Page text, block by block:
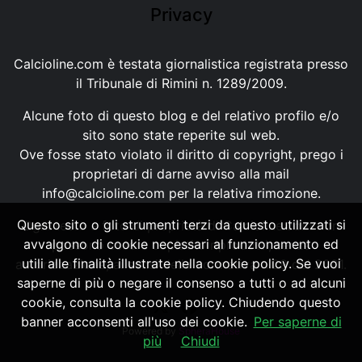
Privacy
Calcioline.com è testata giornalistica registrata presso
il Tribunale di Rimini n. 1289/2009.
Alcune foto di questo blog e del relativo profilo e/o
sito sono state reperite sul web.
Ove fosse stato violato il diritto di copyright, prego i
proprietari di darne avviso alla mail
info@calcioline.com per la relativa rimozione.
Ogni testo e foto di proprietà di Calcioline.com non
possono essere copiati o riprodotti, senza
autorizzazione, ai sensi della normativa n.29 del 2001.
Powered by SpheraHouse
Questo sito o gli strumenti terzi da questo utilizzati si
avvalgono di cookie necessari al funzionamento ed
utili alle finalità illustrate nella cookie policy. Se vuoi
saperne di più o negare il consenso a tutti o ad alcuni
cookie, consulta la cookie policy. Chiudendo questo
banner acconsenti all'uso dei cookie. Per saperne di
più
Chiudi